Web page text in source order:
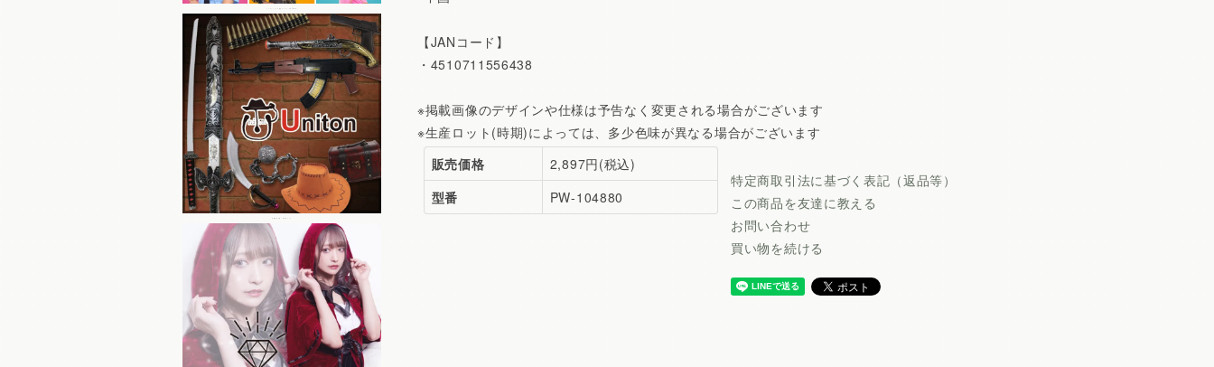
【JANコード】
・4510711556438
※掲載画像のデザインや仕様は予告なく変更される場合がございます
※生産ロット(時期)によっては、多少色味が異なる場合がございます
販売価格
2,897円(税込)
型番
PW-104880
特定商取引法に基づく表記（返品等）
この商品を友達に教える
お問い合わせ
買い物を続ける